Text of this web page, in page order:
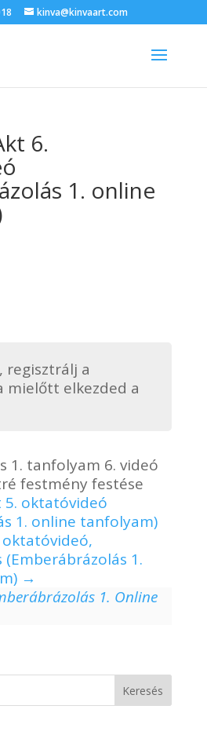
kinva@kinvaart.com
6.
1. online
regisztrálj a
mielőtt elkezded a
1. tanfolyam 6. videó
festmény festése
5. oktatóvideó
1. online tanfolyam)
oktatóvideó,
1.
1. Online